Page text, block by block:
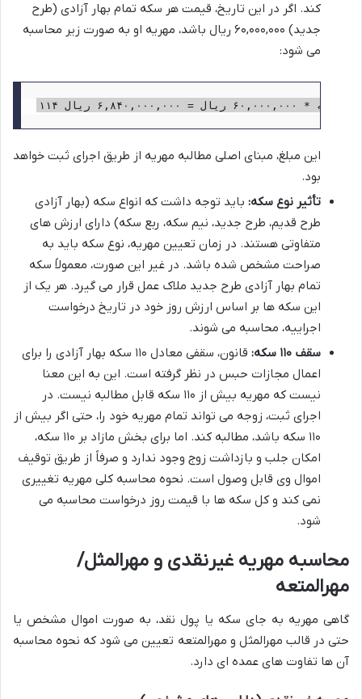
کند. اگر در این تاریخ، قیمت هر سکه تمام بهار آزادی (طرح
جدید) ۶۰,۰۰۰,۰۰۰ ریال باشد، مهریه او به صورت زیر محاسبه
می شود:
۱۱۴ سکه * ۶۰,۰۰۰,۰۰۰ ریال = ۶,۸۴۰,۰۰۰,۰۰۰ ریال
این مبلغ، مبنای اصلی مطالبه مهریه از طریق اجرای ثبت خواهد
بود.
تأثیر نوع سکه: باید توجه داشت که انواع سکه (بهار آزادی
طرح قدیم، طرح جدید، نیم سکه، ربع سکه) دارای ارزش های
متفاوتی هستند. در زمان تعیین مهریه، نوع سکه باید به
صراحت مشخص شده باشد. در غیر این صورت، معمولاً سکه
تمام بهار آزادی طرح جدید ملاک عمل قرار می گیرد. هر یک از
این سکه ها بر اساس ارزش روز خود در تاریخ درخواست
اجراییه، محاسبه می شوند.
سقف ۱۱۰ سکه:
قانون، سقفی معادل ۱۱۰ سکه بهار آزادی را برای
اعمال مجازات حبس در نظر گرفته است. این به این معنا
نیست که مهریه بیش از ۱۱۰ سکه قابل مطالبه نیست. در
اجرای ثبت، زوجه می تواند تمام مهریه خود را، حتی اگر بیش از
۱۱۰ سکه باشد، مطالبه کند. اما برای بخش مازاد بر ۱۱۰ سکه،
امکان جلب و بازداشت زوج وجود ندارد و صرفاً از طریق توقیف
اموال وی قابل وصول است. نحوه محاسبه کلی مهریه تغییری
نمی کند و کل سکه ها با قیمت روز درخواست محاسبه می
شود.
محاسبه مهریه غیرنقدی و مهرالمثل/
مهرالمتعه
گاهی مهریه به جای سکه یا پول نقد، به صورت اموال مشخص یا
حتی در قالب مهرالمثل و مهرالمتعه تعیین می شود که نحوه محاسبه
آن ها تفاوت های عمده ای دارد.